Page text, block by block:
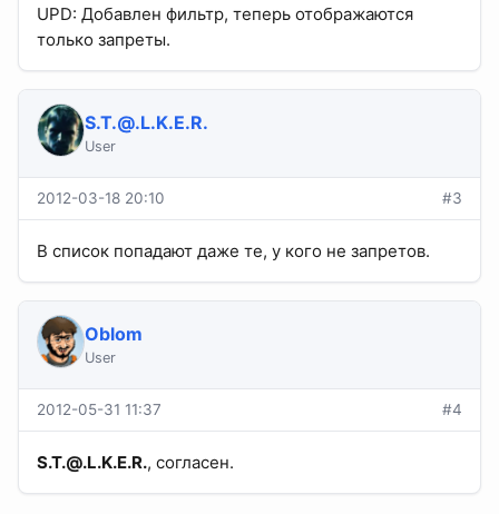
UPD: Добавлен фильтр, теперь отображаются
только запреты.
S.T.@.L.K.E.R.
User
2012-03-18 20:10 #3
В список попадают даже те, у кого не запретов.
Oblom
User
2012-05-31 11:37 #4
S.T.@.L.K.E.R., согласен.